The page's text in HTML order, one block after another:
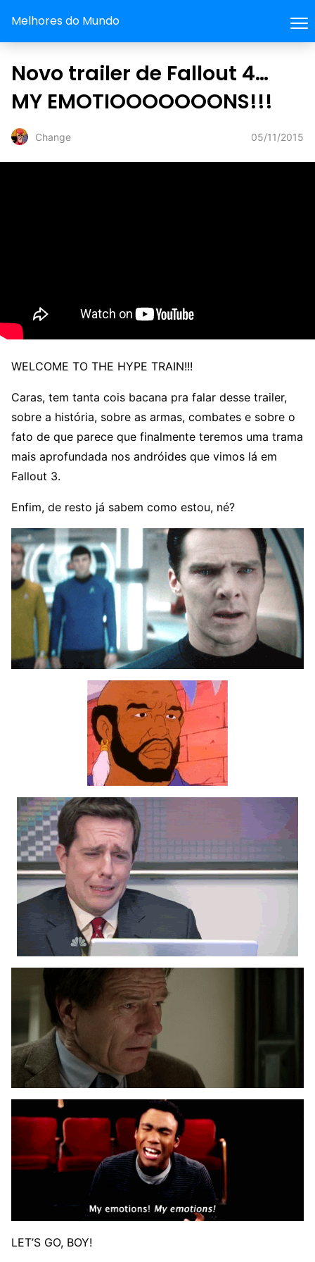
Melhores do Mundo
Novo trailer de Fallout 4…
MY EMOTIOOOOOOONS!!!
Change 05/11/2015
WELCOME TO THE HYPE TRAIN!!!
Caras, tem tanta cois bacana pra falar desse trailer,
sobre a história, sobre as armas, combates e sobre o
fato de que parece que finalmente teremos uma trama
mais aprofundada nos andróides que vimos lá em
Fallout 3.
Enfim, de resto já sabem como estou, né?
LET’S GO, BOY!